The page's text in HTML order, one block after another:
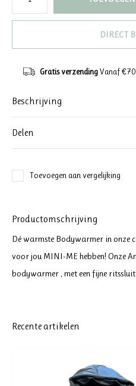
DIRECT
Gratis verzendingVanaf
Beschrijving
Delen
Toevoegen aan vergelijking
Productomschrijving
Dé warmste Bodywarmer in onze
voor jou MINI-ME hebben! Onze
bodywarmer , met een fijne
Recente artikelen